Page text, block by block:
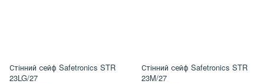
Стінний сейф Safetronics STR
23LG/27
Стінний сейф Safetronics STR
23M/27